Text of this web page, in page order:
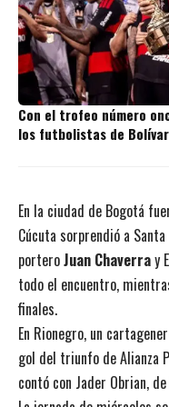
Con el trofeo número
los futbolistas de
En la ciudad de Bogotá
Cúcuta sorprendió a
porteroJuan Chaverray
todo el encuentro,
finales.
En Rionegro, un
gol del triunfo de Alianza
contó con Jader Obrian,